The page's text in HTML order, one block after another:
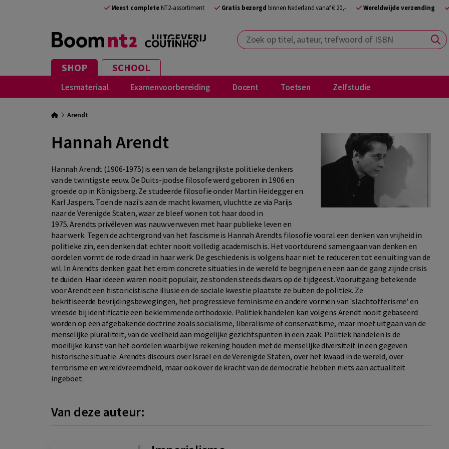
Meest completeNT2-assortiment Gratis bezorgd binnen Nederland vanaf € 20,- Wereldwijde verzending
Zoek op titel, auteur, trefwoord of ISBN
SHOP SCHOOL
Lesmateriaal Examenvoorbereiding Docent Toetsen Zelfstudie
Arendt
Hannah Arendt
Hannah Arendt (1906-1975) is een van de belangrijkste politieke denkers
van de twintigste eeuw. De Duits-joodse filosofe werd geboren in 1906 en
groeide op in Königsberg. Ze studeerde filosofie onder Martin Heidegger en
Karl Jaspers. Toen de nazi's aan de macht kwamen, vluchtte ze via Parijs
naar de Verenigde Staten, waar ze bleef wonen tot haar dood in
1975. Arendts privéleven was nauw verweven met haar publieke leven en
haar werk. Tegen de achtergrond van het fascisme is Hannah Arendts filosofie vooral een denken van vrijheid in
politieke zin, een denken dat echter nooit volledig academisch is. Het voortdurend samengaan van denken en
oordelen vormt de rode draad in haar werk. De geschiedenis is volgens haar niet te reduceren tot een uiting van de
wil. In Arendts denken gaat het erom concrete situaties in de wereld te begrijpen en een aan de gang zijnde crisis
te duiden. Haar ideeën waren nooit populair, ze stonden steeds dwars op de tijdgeest. Vooruitgang betekende
voor Arendt een historicistische illusie en de sociale kwestie plaatste ze buiten de politiek. Ze
bekritiseerde bevrijdingsbewegingen, het progressieve feminisme en andere vormen van 'slachtofferisme' en
vreesde bij identificatie een beklemmende orthodoxie. Politiek handelen kan volgens Arendt nooit gebaseerd
worden op een afgebakende doctrine zoals socialisme, liberalisme of conservatisme, maar moet uitgaan van de
menselijke pluraliteit, van de veelheid aan mogelijke gezichtspunten in een zaak. Politiek handelen is de
moeilijke kunst van het oordelen waarbij we rekening houden met de menselijke diversiteit in een gegeven
historische situatie. Arendts discours over Israël en de Verenigde Staten, over het kwaad in de wereld, over
terrorisme en wereldvreemdheid, maar ook over de kracht van de democratie hebben niets aan actualiteit
ingeboet.
Van deze auteur: